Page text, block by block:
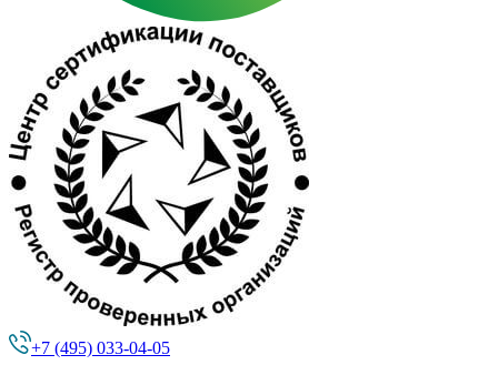
+7 (495) 033-04-05